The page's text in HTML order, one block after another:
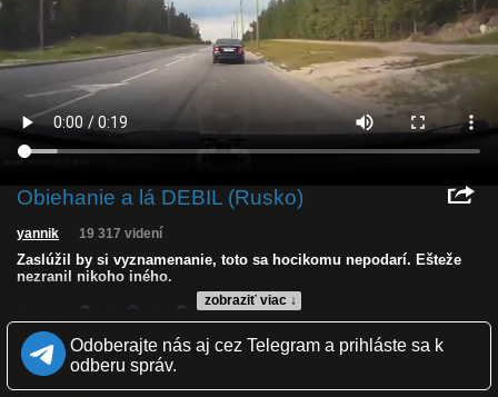
Obiehanie a lá DEBIL (Rusko)
zobraziť viac ↓
yannik 19 317 videní
Zaslúžil by si vyznamenanie, toto sa hocikomu nepodarí. Ešteže
nezranil nikoho iného.
LQ
Zverejnené: 3.9.2019 17:02
Páči sa: 87% (23 hlasov)
Obľúbené: 0
Komentárov: 27
Odoberajte nás aj cez Telegram a prihláste sa k
odberu správ.